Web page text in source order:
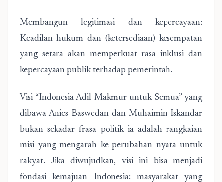
Membangun legitimasi dan kepercayaan:
Keadilan hukum dan (ketersediaan) kesempatan
yang setara akan memperkuat rasa inklusi dan
kepercayaan publik terhadap pemerintah.
Visi “Indonesia Adil Makmur untuk Semua” yang
dibawa Anies Baswedan dan Muhaimin Iskandar
bukan sekadar frasa politik ia adalah rangkaian
misi yang mengarah ke perubahan nyata untuk
rakyat. Jika diwujudkan, visi ini bisa menjadi
fondasi kemajuan Indonesia: masyarakat yang